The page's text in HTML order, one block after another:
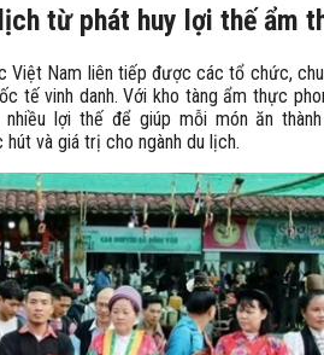
từ phát huy lợi thế ẩm
Việt Nam liên tiếp được các tổ chức,
tế vinh danh. Với kho tàng ẩm thực
lợi thế để giúp mỗi món ăn
và giá trị cho ngành du lịch.